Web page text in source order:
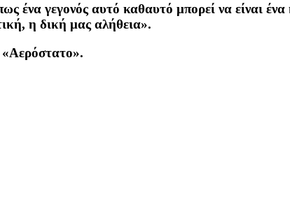
ένα γεγονός αυτό καθαυτό μπορεί να είναι
η δική μας αλήθεια».
«Αερόστατο».